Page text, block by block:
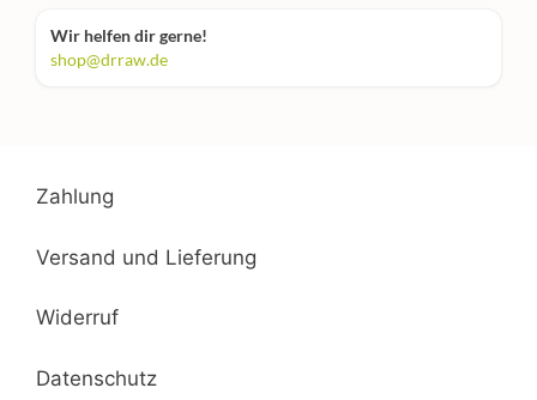
Wir helfen dir gerne!
shop@drraw.de
Zahlung
Versand und Lieferung
Widerruf
Datenschutz